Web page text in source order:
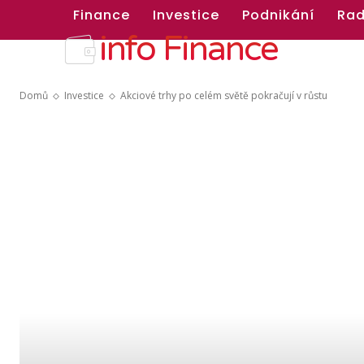
Finance Investice Podnikání
info Finance
Domů Investice Akciové trhy po celém světě pokračují v růstu